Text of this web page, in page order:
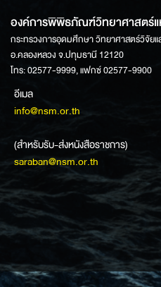
องค์การพิพิธภัณฑ์วิทยาศาสตร์แ
กระทรวงการอุดมศึกษา วิทยาศาสตร์วิจัย
อ.คลองหลวง จ.ปทุมธานี 12120
โทร: 02577-9999, แฟกซ์ 02577-9900
อีเมล
info@nsm.or.th
(สำหรับรับ-ส่งหนังสือราชการ)
saraban@nsm.or.th